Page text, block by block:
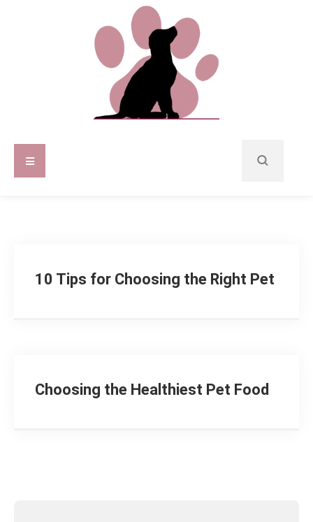
10 Tips for Choosing the Right Pet
Choosing the Healthiest Pet Food